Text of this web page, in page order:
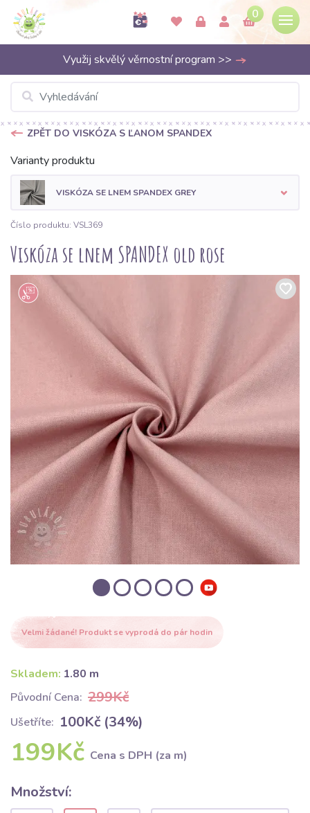
0
Využij skvělý věrnostní program >>
ZPĚT DO VISKÓZA S ĽANOM SPANDEX
Varianty produktu
VISKÓZA SE LNEM SPANDEX GREY
Číslo produktu: VSL369
Viskóza se lnem SPANDEX old rose
Velmi žádané! Produkt se vyprodá do pár hodin
Skladem: 1.80 m
Původní Cena: 299Kč
Ušetříte: 100Kč (34%)
199Kč Cena s DPH (za m)
Množství: